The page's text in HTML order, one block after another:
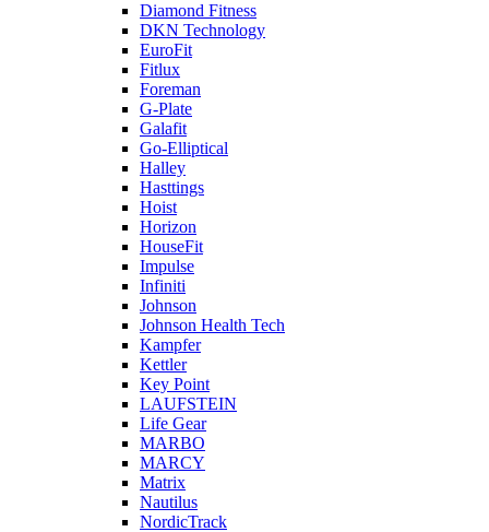
Diamond Fitness
DKN Technology
EuroFit
Fitlux
Foreman
G-Plate
Galafit
Go-Elliptical
Halley
Hasttings
Hoist
Horizon
HouseFit
Impulse
Infiniti
Johnson
Johnson Health Tech
Kampfer
Kettler
Key Point
LAUFSTEIN
Life Gear
MARBO
MARCY
Matrix
Nautilus
NordicTrack